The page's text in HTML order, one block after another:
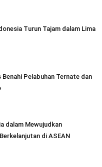
Turun Tajam dalam Lima
Pelabuhan Ternate dan
dalam Mewujudkan
di ASEAN